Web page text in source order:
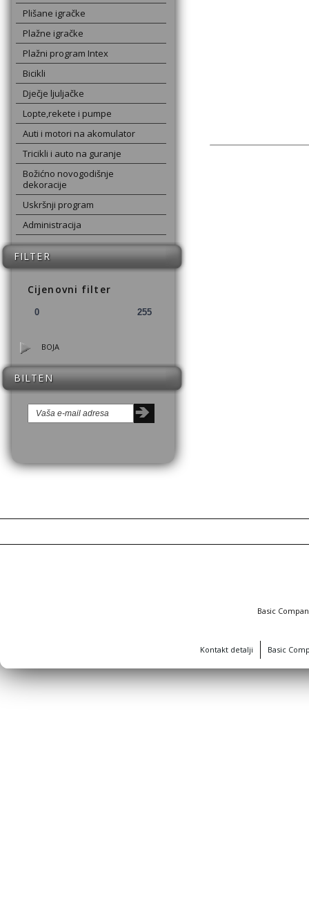
Plišane igračke
Plažne igračke
Plažni program Intex
Bicikli
Dječje ljuljačke
Lopte,rekete i pumpe
Auti i motori na akomulator
Tricikli i auto na guranje
Božićno novogodišnje
dekoracije
Uskršnji program
Administracija
FILTER
Cijenovni filter
BOJA
BILTEN
Basic
Kontakt detalji Basic